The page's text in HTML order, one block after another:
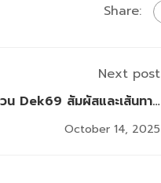
Share:
Next post
Dek69 สัมผัสและเส้นทาง
สู่ Next-Gen Innovator
October 14, 2025